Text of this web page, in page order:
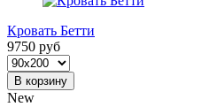
Кровать Бетти
9750 руб
В корзину
New